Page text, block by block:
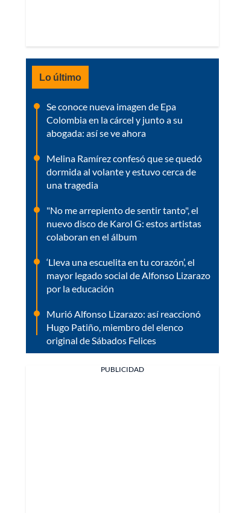
Lo último
Se conoce nueva imagen de Epa
Colombia en la cárcel y junto a su
abogada: así se ve ahora
Melina Ramírez confesó que se quedó
dormida al volante y estuvo cerca de
una tragedia
"No me arrepiento de sentir tanto", el
nuevo disco de Karol G: estos artistas
colaboran en el álbum
‘Lleva una escuelita en tu corazón’, el
mayor legado social de Alfonso Lizarazo
por la educación
Murió Alfonso Lizarazo: así reaccionó
Hugo Patiño, miembro del elenco
original de Sábados Felices
PUBLICIDAD